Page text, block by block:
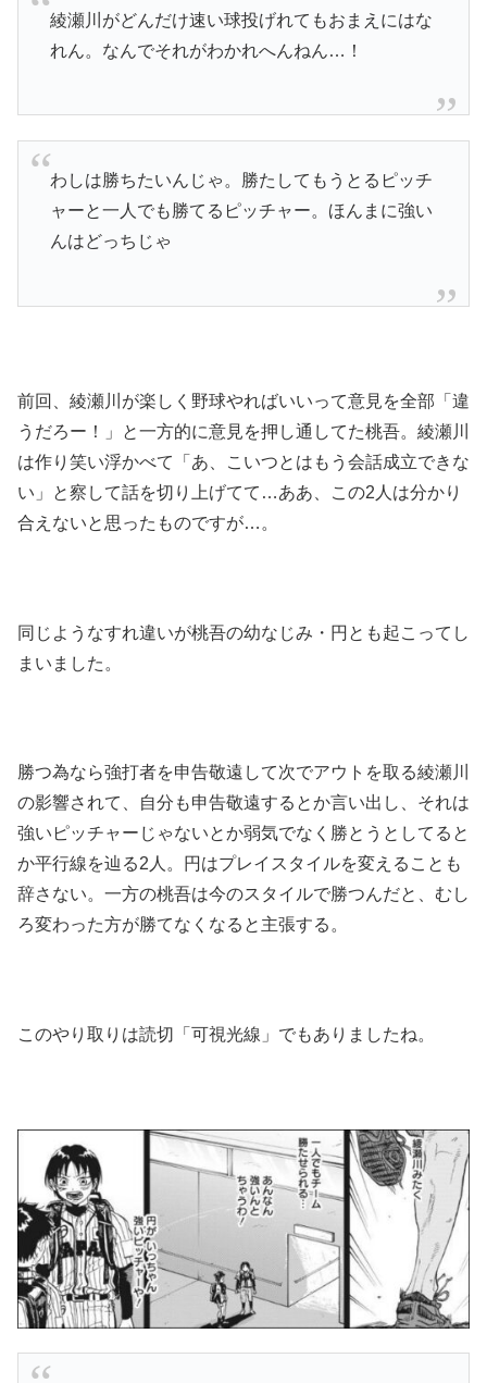
綾瀬川がどんだけ速い球投げれてもおまえにはな
れん。なんでそれがわかれへんねん…！
わしは勝ちたいんじゃ。勝たしてもうとるピッチ
ャーと一人でも勝てるピッチャー。ほんまに強い
んはどっちじゃ
前回、綾瀬川が楽しく野球やればいいって意見を全部「違
うだろー！」と一方的に意見を押し通してた桃吾。綾瀬川
は作り笑い浮かべて「あ、こいつとはもう会話成立できな
い」と察して話を切り上げてて…ああ、この2人は分かり
合えないと思ったものですが…。
同じようなすれ違いが桃吾の幼なじみ・円とも起こってし
まいました。
勝つ為なら強打者を申告敬遠して次でアウトを取る綾瀬川
の影響されて、自分も申告敬遠するとか言い出し、それは
強いピッチャーじゃないとか弱気でなく勝とうとしてると
か平行線を辿る2人。円はプレイスタイルを変えることも
辞さない。一方の桃吾は今のスタイルで勝つんだと、むし
ろ変わった方が勝てなくなると主張する。
このやり取りは読切「可視光線」でもありましたね。